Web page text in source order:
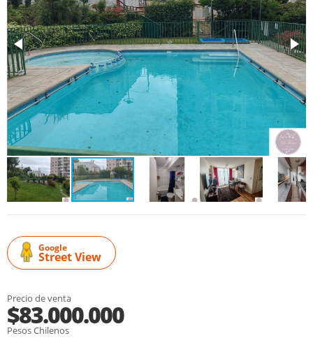
Google
Street View
Precio de venta
$83.000.000
Pesos Chilenos